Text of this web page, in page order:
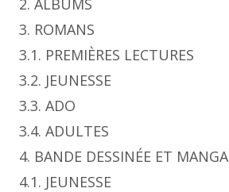
3. ROMANS
3.1. PREMIÈRES LECTURES
3.2. JEUNESSE
3.3. ADO
3.4. ADULTES
4. BANDE DESSINÉE ET MANGA
4.1. JEUNESSE